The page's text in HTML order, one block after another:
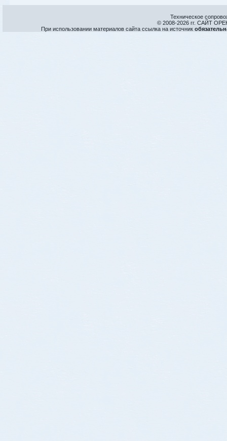
Техническое
© 2008-2026 гг. САЙТ
При использовании материалов сайта ссылка на источник